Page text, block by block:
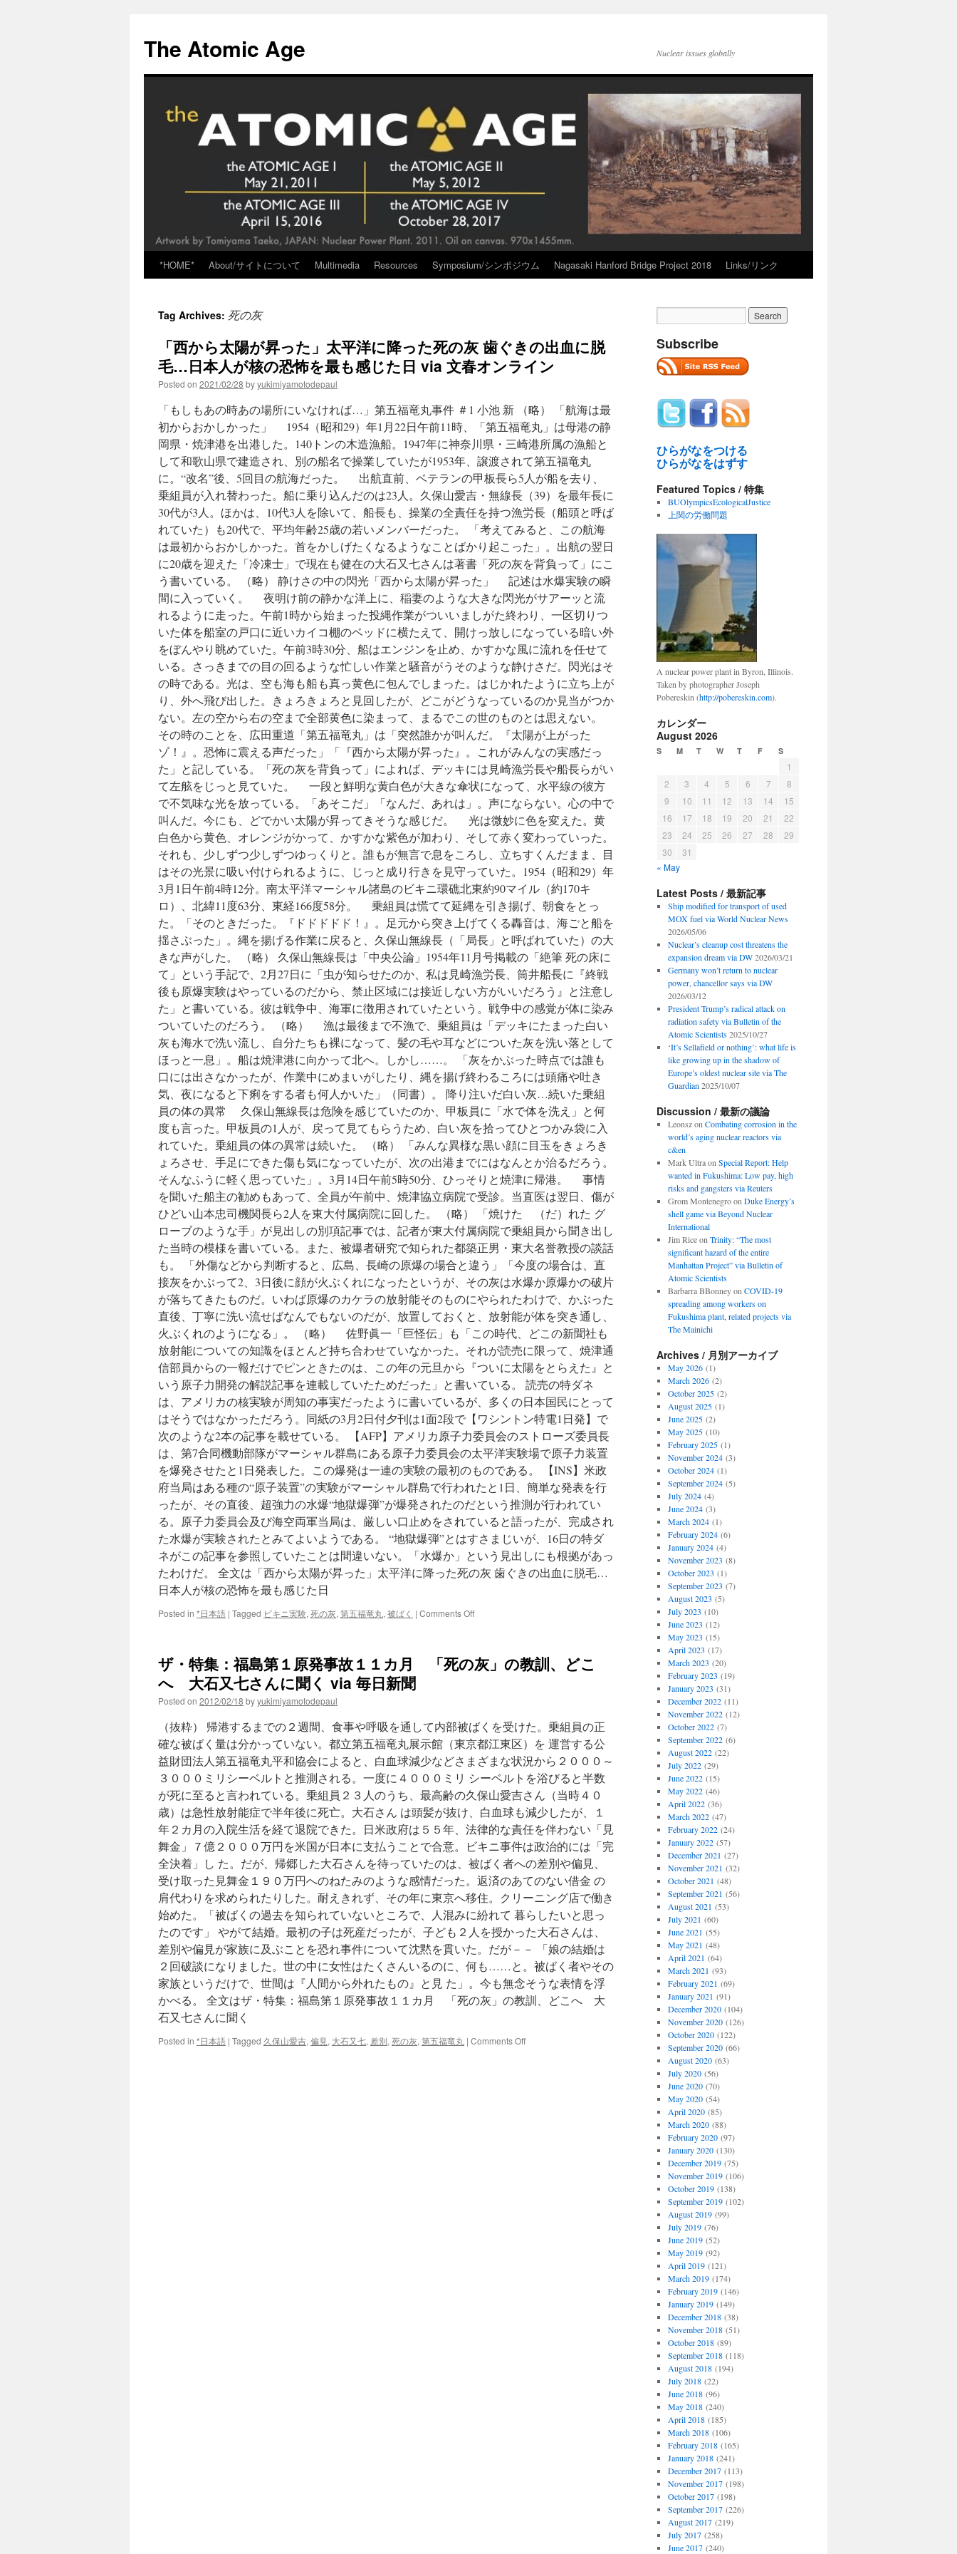
content
The Atomic Age Nuclear issues globally
*HOME* About/サイトについて Multimedia Resources Symposium/シンポジウム Nagasaki Hanford Bridge Project 2018 Links/リンク
Tag Archives: 死の灰
「西から太陽が昇った」太平洋に降った死の灰 歯ぐきの出血に脱
毛…日本人が核の恐怖を最も感じた日 via 文春オンライン
Posted on 2021/02/28 byyukimiyamotodepaul
「もしもあの時あの場所にいなければ…」第五福竜丸事件 ＃1 小池 新 （略） 「航海は最
初からおかしかった」 1954（昭和29）年1月22日午前11時、「第五福竜丸」は母港の静
岡県・焼津港を出港した。140トンの木造漁船。1947年に神奈川県・三崎港所属の漁船と
して和歌山県で建造され、別の船名で操業していたが1953年、譲渡されて第五福竜丸
に。“改名”後、5回目の航海だった。 出航直前、ベテランの甲板長ら5人が船を去り、
乗組員が入れ替わった。船に乗り込んだのは23人。久保山愛吉・無線長（39）を最年長に
30代が3人。ほかは、10代3人を除いて、船長も、操業の全責任を持つ漁労長（船頭と呼ば
れていた）も20代で、平均年齢25歳の若いメンバーだった。 「考えてみると、この航海
は最初からおかしかった。首をかしげたくなるようなことばかり起こった」。出航の翌日
に20歳を迎えた「冷凍士」で現在も健在の大石又七さんは著書「死の灰を背負って」にこ
う書いている。 （略） 静けさの中の閃光「西から太陽が昇った」 記述は水爆実験の瞬
間に入っていく。 夜明け前の静かな洋上に、稲妻のような大きな閃光がサアーッと流
れるように走った。午前1時から始まった投縄作業がついいましがた終わり、一区切りつ
いた体を船室の戸口に近いカイコ棚のベッドに横たえて、開けっ放しになっている暗い外
をぼんやり眺めていた。午前3時30分、船はエンジンを止め、かすかな風に流れを任せて
いる。さっきまでの目の回るような忙しい作業と騒音がうそのような静けさだ。閃光はそ
の時である。光は、空も海も船も真っ黄色に包んでしまった。はじかれたように立ち上が
り、外へ飛び出した。きょろきょろと見回したが、どこがどうなっているのか見当がつか
ない。左の空から右の空まで全部黄色に染まって、まるでこの世のものとは思えない。
その時のことを、広田重道「第五福竜丸」は「突然誰かが叫んだ。『太陽が上がった
ゾ！』。恐怖に震える声だった」「『西から太陽が昇った』。これがみんなの実感だっ
た」と記している。「死の灰を背負って」によれば、デッキには見崎漁労長や船長らがい
て左舷をじっと見ていた。 一段と鮮明な黄白色が大きな傘状になって、水平線の彼方
で不気味な光を放っている。「あそこだ」「なんだ、あれは」。声にならない。心の中で
叫んだ。今にも、どでかい太陽が昇ってきそうな感じだ。 光は微妙に色を変えた。黄
白色から黄色、オレンジがかって、かすかな紫色が加わり、そして赤く変わっていった。
それも、少しずつ少しずつゆっくりと。誰もが無言で息をころし、立ちすくんだまま、目
はその光景に吸い付けられるように、じっと成り行きを見守っていた。1954（昭和29）年
3月1日午前4時12分。南太平洋マーシャル諸島のビキニ環礁北東約90マイル（約170キ
ロ）、北緯11度63分、東経166度58分。 乗組員は慌てて延縄を引き揚げ、朝食をとっ
た。「そのときだった。『ドドドドド！』。足元から突き上げてくる轟音は、海ごと船を
揺さぶった」。縄を揚げる作業に戻ると、久保山無線長（「局長」と呼ばれていた）の大
きな声がした。 （略） 久保山無線長は「中央公論」1954年11月号掲載の「絶筆 死の床に
て」という手記で、2月27日に「虫が知らせたのか、私は見崎漁労長、筒井船長に『終戦
後も原爆実験はやっているのだから、禁止区域には接近しない方がいいだろう』と注意し
た」と書いている。彼は戦争中、海軍に徴用されていたという。戦争中の感覚が体に染み
ついていたのだろう。 （略） 漁は最後まで不漁で、乗組員は「デッキにたまった白い
灰も海水で洗い流し、自分たちも裸になって、髪の毛や耳などについた灰を洗い落として
ほっと一息」。船は焼津港に向かって北へ。しかし……。 「灰をかぶった時点では誰も
口には出さなかったが、作業中にめまいがしたり、縄を揚げ終わるころには頭痛や吐き
気、夜になると下痢をする者も何人かいた」（同書）。 降り注いだ白い灰…続いた乗組
員の体の異常 久保山無線長は危険を感じていたのか、甲板員に「水で体を洗え」と何
度も言った。甲板員の1人が、戻って見てもらうため、白い灰を拾ってひとつかみ袋に入
れていた。乗組員の体の異常は続いた。 （略） 「みんな異様な黒い顔に目玉をきょろき
ょろさせ、手足にできた傷も気になっていたが、次の出港までにはなんとか治るだろう。
そんなふうに軽く思っていた」。3月14日午前5時50分、ひっそりと焼津に帰港。 事情
を聞いた船主の勧めもあって、全員が午前中、焼津協立病院で受診。当直医は翌日、傷が
ひどい山本忠司機関長ら2人を東大付属病院に回した。 （略） 「焼けたゞ（だ）れた グ
ローブのような手」が見出しの別項記事では、記者が東大付属病院で乗組員から聞き出し
た当時の模様を書いている。また、被爆者研究で知られた都築正男・東大名誉教授の談話
も。 「外傷などから判断すると、広島、長崎の原爆の場合と違う」「今度の場合は、直
接灰をかぶって2、3日後に顔が火ぶくれになったというが、その灰は水爆か原爆かの破片
が落ちてきたものだ。いわば原爆のカケラの放射能そのものにやられたわけで、かぶった
直後、丁寧に洗い流せばなんでもないのだが、放置しておくと、放射能が体を突き通し、
火ぶくれのようになる」。 （略） 佐野眞一「巨怪伝」も「この時代、どこの新聞社も
放射能についての知識をほとんど持ち合わせていなかった。それが読売に限って、焼津通
信部員からの一報だけでピンときたのは、この年の元旦から『ついに太陽をとらえた』と
いう原子力開発の解説記事を連載していたためだった」と書いている。 読売の特ダネ
は、アメリカの核実験が周知の事実だったように書いているが、多くの日本国民にとって
はそうではなかっただろう。同紙の3月2日付夕刊は1面2段で【ワシントン特電1日発】で
次のような2本の記事を載せている。 【AFP】アメリカ原子力委員会のストローズ委員長
は、第7合同機動部隊がマーシャル群島にある原子力委員会の太平洋実験場で原子力装置
を爆発させたと1日発表した。この爆発は一連の実験の最初のものである。 【INS】米政
府当局はある種の“原子装置”の実験がマーシャル群島で行われたと1日、簡単な発表を行
ったが、その直後、超強力の水爆“地獄爆弾”が爆発されたのだという推測が行われてい
る。原子力委員会及び海空両軍当局は、厳しい口止めをされていると語ったが、完成され
た水爆が実験されたとみてよいようである。 “地獄爆弾”とはすさまじいが、16日の特ダ
ネがこの記事を参照していたことは間違いない。「水爆か」という見出しにも根拠があっ
たわけだ。 全文は「西から太陽が昇った」太平洋に降った死の灰 歯ぐきの出血に脱毛…
日本人が核の恐怖を最も感じた日
Posted in *日本語 | Tagged ビキニ実験, 死の灰, 第五福竜丸, 被ばく | Comments Offon
太
た」
太
平
洋
に
降
っ
た
死
の
灰
歯
ぐ
き
の
出
血
に
脱
毛…
日
本
人
核
の
ザ・特集：福島第１原発事故１１カ月 「死の灰」の教訓、どこ
へ 大石又七さんに聞く via 毎日新聞
Posted on 2012/02/18 byyukimiyamotodepaul
（抜粋） 帰港するまでの２週間、食事や呼吸を通して内部被ばくを受けた。乗組員の正
確な被ばく量は分かっていない。都立第五福竜丸展示館（東京都江東区）を 運営する公
益財団法人第五福竜丸平和協会によると、白血球減少などさまざまな状況から２０００～
３０００ミリシーベルトと推測される。一度に４０００ミリ シーベルトを浴びると半数
が死に至ると言われている。乗組員２３人のうち、最高齢の久保山愛吉さん（当時４０
歳）は急性放射能症で半年後に死亡。大石さん は頭髪が抜け、白血球も減少したが、１
年２カ月の入院生活を経て退院できた。日米政府は５５年、法律的な責任を伴わない「見
舞金」７億２０００万円を米国が日本に支払うことで合意。ビキニ事件は政治的には「完
全決着」し た。だが、帰郷した大石さんを待っていたのは、被ばく者への差別や偏見、
受け取った見舞金１９０万円へのねたみのような感情だった。返済のあてのない借金 の
肩代わりを求められたりした。耐えきれず、その年に東京へ移住。クリーニング店で働き
始めた。「被ばくの過去を知られていないところで、人混みに紛れて 暮らしたいと思っ
たのです」 やがて結婚。最初の子は死産だったが、子ども２人を授かった大石さんは、
差別や偏見が家族に及ぶことを恐れ事件について沈黙を貫いた。だが－－ 「娘の結婚は
２回破談になりました。世の中に女性はたくさんいるのに、何も……と。被ばく者やその
家族というだけで、世間は『人間から外れたもの』と見 た」。今も無念そうな表情を浮
かべる。 全文はザ・特集：福島第１原発事故１１カ月 「死の灰」の教訓、どこへ 大
石又七さんに聞く
Posted in *日本語 | Tagged 久保山愛吉, 偏見 , 大石又七, 差別, 死の灰, 第五福竜丸 | Comments Offon
Subscribe
ひらがなをつける
ひらがなをはずす
Featured Topics / 特集
BUOlympicsEcologicalJustice
上関の労働問題
A nuclear power plant in Byron, Illinois.
Taken by photographer Joseph
Pobereskin (http://pobereskin.com).
カレンダー
August 2026
S M T W T F S
1
2
3 4 5 6 7
8
9
10 11 12 13 14
15
16
17 18 19 20 21
22
23
24 25 26 27 28
29
30
31
« May
Latest Posts / 最新記事
Ship modified for transport of used
MOX fuel via World Nuclear News
2026/05/06
Nuclear’s cleanup cost threatens the
expansion dream via DW 2026/03/21
Germany won’t return to nuclear
power, chancellor says via DW
2026/03/12
President Trump’s radical attack on
radiation safety via Bulletin of the
Atomic Scientists 2025/10/27
‘It’s Sellafield or nothing’: what life is
like growing up in the shadow of
Europe’s oldest nuclear site via The
Guardian 2025/10/07
Discussion / 最新の議論
Leonszon Combating corrosion in the
world’s aging nuclear reactors via
c&en
Mark Ultraon Special Report: Help
wanted in Fukushima: Low pay, high
risks and gangsters via Reuters
Grom Montenegroon Duke Energy’s
shell game via Beyond Nuclear
International
Jim Riceon Trinity: “The most
significant hazard of the entire
Manhattan Project” via Bulletin of
Atomic Scientists
Barbarra BBonneyon COVID-19
spreading among workers on
Fukushima plant, related projects via
The Mainichi
Archives / 月別アーカイブ
May 2026(1)
March 2026(2)
October 2025(2)
August 2025(1)
June 2025(2)
May 2025(10)
February 2025(1)
November 2024(3)
October 2024(1)
September 2024(5)
July 2024(4)
June 2024(3)
March 2024(1)
February 2024(6)
January 2024(4)
November 2023 (8)
October 2023 (1)
September 2023 (7)
August 2023 (5)
July 2023 (10)
June 2023 (12)
May 2023 (15)
April 2023 (17)
March 2023 (20)
February 2023 (19)
January 2023 (31)
December 2022(11)
November 2022(12)
October 2022(7)
September 2022(6)
August 2022(22)
July 2022(29)
June 2022(15)
May 2022(46)
April 2022(36)
March 2022(47)
February 2022(24)
January 2022(57)
December 2021 (27)
November 2021 (32)
October 2021 (48)
September 2021 (56)
August 2021 (53)
July 2021 (60)
June 2021 (55)
May 2021 (48)
April 2021 (64)
March 2021 (93)
February 2021 (69)
January 2021 (91)
December 2020(104)
November 2020(126)
October 2020(122)
September 2020(66)
August 2020(63)
July 2020(56)
June 2020(70)
May 2020(54)
April 2020(85)
March 2020(88)
February 2020(97)
January 2020(130)
December 2019(75)
November 2019(106)
October 2019(138)
September 2019(102)
August 2019(99)
July 2019(76)
June 2019(52)
May 2019(92)
April 2019(121)
March 2019(174)
February 2019(146)
January 2019(149)
December 2018(38)
November 2018(51)
October 2018(89)
September 2018(118)
August 2018(194)
July 2018(22)
June 2018(96)
May 2018(240)
April 2018(185)
March 2018(106)
February 2018(165)
January 2018(241)
December 2017(113)
November 2017(198)
October 2017(198)
September 2017(226)
August 2017(219)
July 2017(258)
June 2017(240)